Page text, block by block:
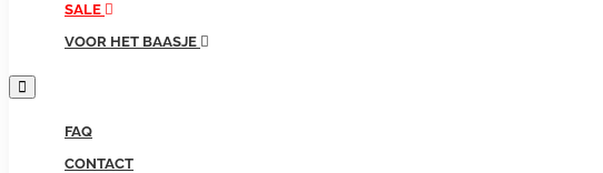
SALE
VOOR HET BAASJE
FAQ
CONTACT